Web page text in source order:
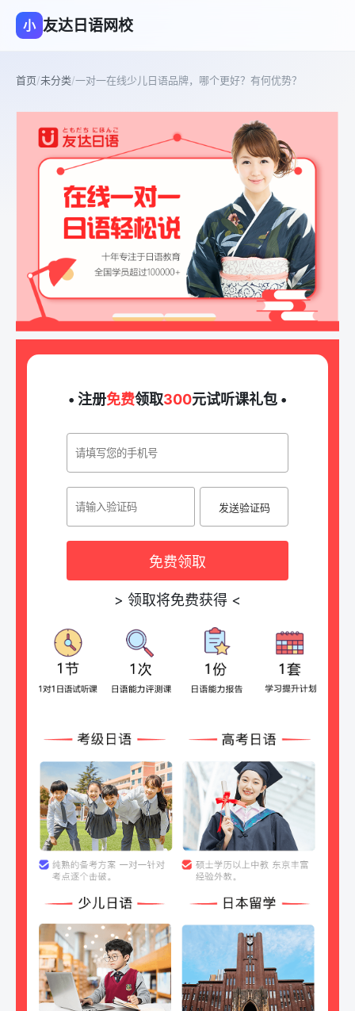
小 友达日语网校
首页/未分类/一对一在线少儿日语品牌，哪个更好？有何优势？
• 注册免费领取300元试听课礼包 •
发送验证码
免费领取
> 领取将免费获得 <